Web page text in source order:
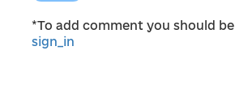
*To add comment you should be
sign_in